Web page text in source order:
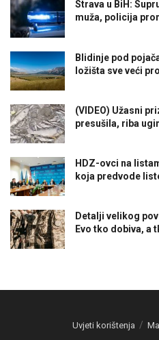
Strava u BiH:
muža, policija
Blidinje pod
ložišta sve veći
(VIDEO) Užasni
presušila, riba
HDZ-ovci na
koja predvode
Detalji velikog
Evo tko dobiva, a
Uvjeti korištenja